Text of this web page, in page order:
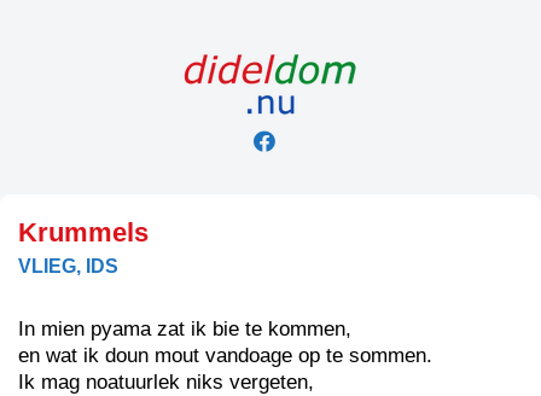
Krummels
VLIEG, IDS
In mien pyama zat ik bie te kommen,
en wat ik doun mout vandoage op te sommen.
Ik mag noatuurlek niks vergeten,